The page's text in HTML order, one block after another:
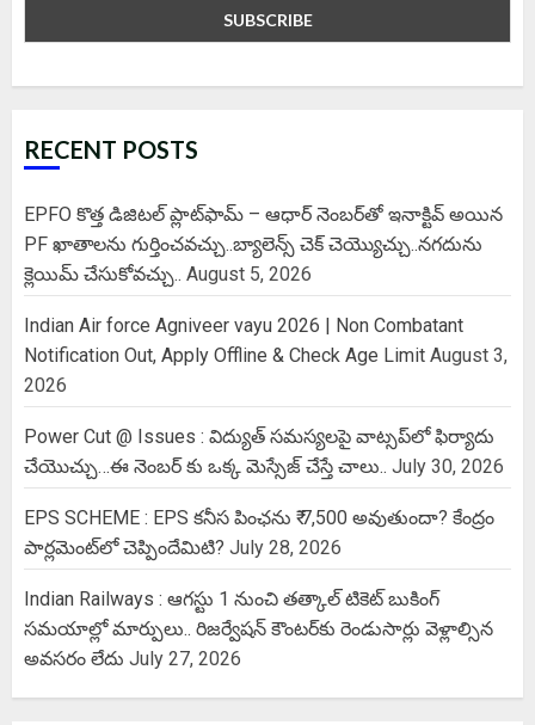
RECENT POSTS
EPFO కొత్త డిజిటల్ ప్లాట్‌ఫామ్‌ – ఆధార్ నెంబర్‌తో ఇనాక్టివ్ అయిన
PF ఖాతాలను గుర్తించవచ్చు..బ్యాలెన్స్ చెక్ చెయ్యొచ్చు..నగదును
క్లెయిమ్ చేసుకోవచ్చు.. August 5, 2026
Indian Air force Agniveer vayu 2026 | Non Combatant
Notification Out, Apply Offline & Check Age Limit August 3,
2026
Power Cut @ Issues : విద్యుత్ సమస్యలపై వాట్సప్‌లో ఫిర్యాదు
చేయొచ్చు…ఈ నెంబర్ కు ఒక్క మెస్సేజ్ చేస్తే చాలు.. July 30, 2026
EPS SCHEME : EPS కనీస పింఛను ₹ 7,500 అవుతుందా? కేంద్రం
పార్లమెంట్‌లో చెప్పిందేమిటి? July 28, 2026
Indian Railways : ఆగస్టు 1 నుంచి తత్కాల్‌ టికెట్‌ బుకింగ్‌
సమయాల్లో మార్పులు.. రిజర్వేషన్ కౌంటర్‌కు రెండుసార్లు వెళ్లాల్సిన
అవసరం లేదు July 27, 2026